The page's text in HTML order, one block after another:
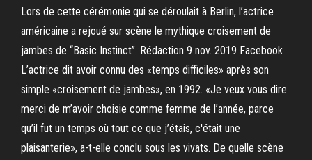
Lors de cette cérémonie qui se déroulait à Berlin, l’actrice
américaine a rejoué sur scène le mythique croisement de
jambes de “Basic Instinct”. Rédaction 9 nov. 2019 Facebook
L’actrice dit avoir connu des «temps difficiles» après son
simple «croisement de jambes», en 1992. «Je veux vous dire
merci de m’avoir choisie comme femme de l’année, parce
qu’il fut un temps où tout ce que j’étais, c'était une
plaisanterie», a-t-elle conclu sous les vivats. De quelle scène